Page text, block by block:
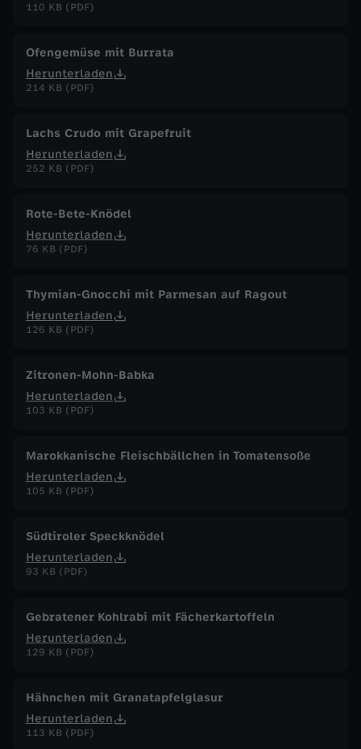
110 KB (PDF)
Ofengemüse mit Burrata
Herunterladen
214 KB (PDF)
Lachs Crudo mit Grapefruit
Herunterladen
252 KB (PDF)
Rote-Bete-Knödel
Herunterladen
76 KB (PDF)
Thymian-Gnocchi mit Parmesan auf Ragout
Herunterladen
126 KB (PDF)
Zitronen-Mohn-Babka
Herunterladen
103 KB (PDF)
Marokkanische Fleischbällchen in Tomatensoße
Herunterladen
105 KB (PDF)
Südtiroler Speckknödel
Herunterladen
93 KB (PDF)
Gebratener Kohlrabi mit Fächerkartoffeln
Herunterladen
129 KB (PDF)
Hähnchen mit Granatapfelglasur
Herunterladen
113 KB (PDF)